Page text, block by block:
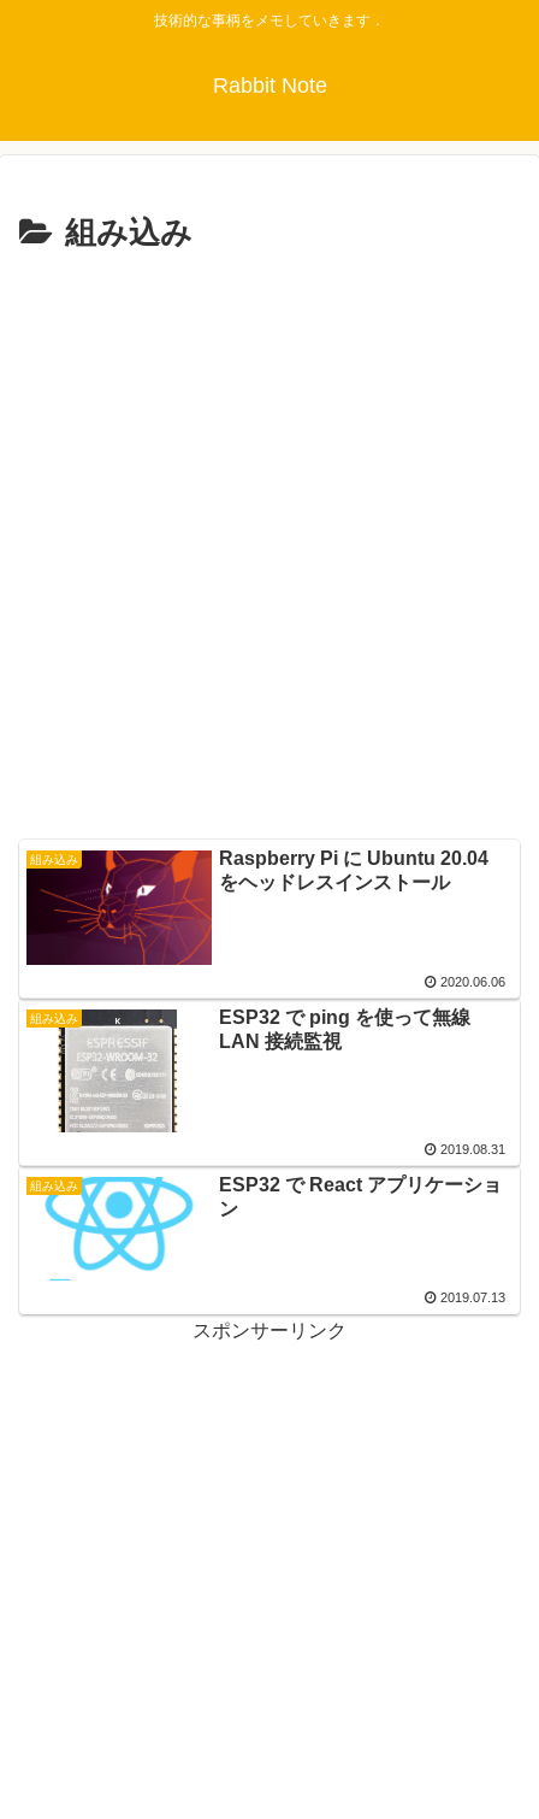
技術的な事柄をメモしていきます．
Rabbit Note
組み込み
組み込み
Raspberry Pi に Ubuntu 20.04
をヘッドレスインストール
2020.06.06
組み込み
ESP32 で ping を使って無線
LAN 接続監視
2019.08.31
組み込み
ESP32 で React アプリケーショ
ン
2019.07.13
スポンサーリンク